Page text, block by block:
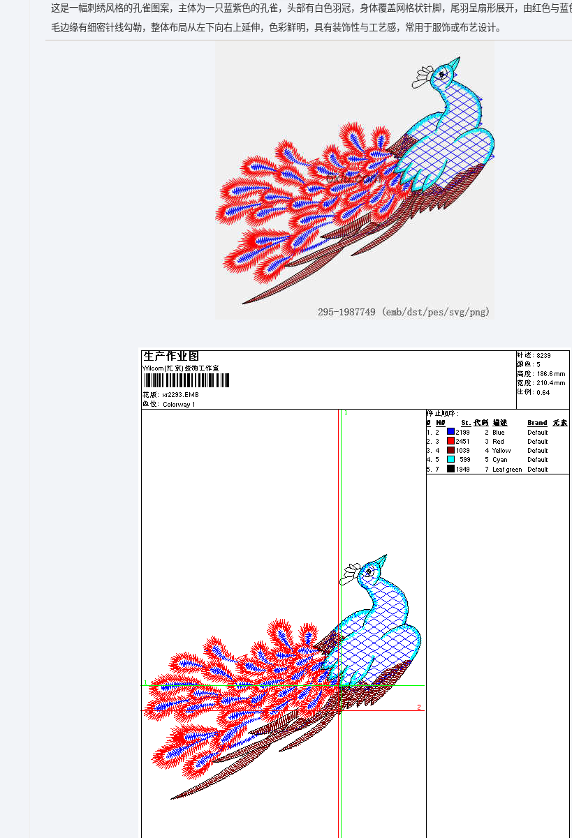
这是一幅刺绣风格的孔雀图案，主体为一只蓝紫色的孔雀，头部有白色羽冠，身体覆盖网格状针脚，尾羽呈扇形展开，由红色与蓝
毛边缘有细密针线勾勒，整体布局从左下向右上延伸，色彩鲜明，具有装饰性与工艺感，常用于服饰或布艺设计。